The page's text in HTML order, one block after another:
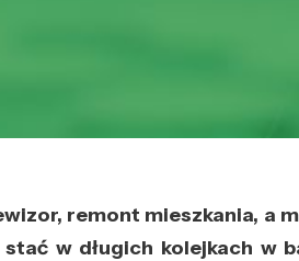
remont mieszkania, a
w długich kolejkach w